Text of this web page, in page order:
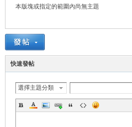
悠
本版塊或指定的範圍內尚無主題
快速發帖
選擇主題分類